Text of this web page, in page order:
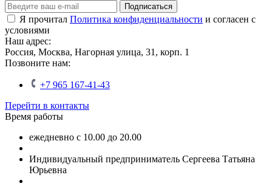
Подписаться
Я прочитал Политика конфиденциальности и согласен с
условиями
Наш адрес:
Россия, Москва, Нагорная улица, 31, корп. 1
Позвоните нам:
+7 965 167-41-43
Перейти в контакты
Время работы
ежедневно с 10.00 до 20.00
Индивидуальный предприниматель Сергеева Татьяна
Юрьевна